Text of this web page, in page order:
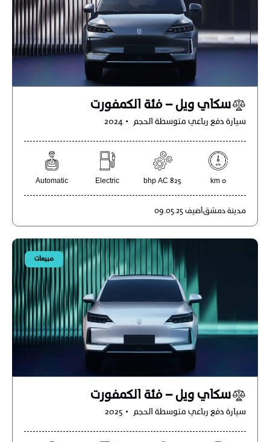
سكاي ويل – فئة الكمفورت
سيارة دفع رباعي متوسطة الحجم 2024
0 km
825 bhp AC
Electric
Automatic
مدينة دمشقأضيف 09.05.25
مبيعات
سكاي ويل – فئة الكمفورت
سيارة دفع رباعي متوسطة الحجم 2025